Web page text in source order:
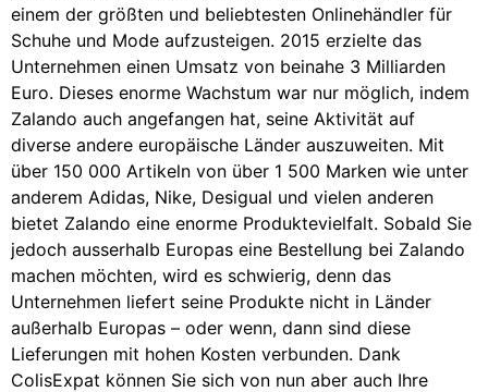
einem der größten und beliebtesten Onlinehändler für
Schuhe und Mode aufzusteigen. 2015 erzielte das
Unternehmen einen Umsatz von beinahe 3 Milliarden
Euro. Dieses enorme Wachstum war nur möglich, indem
Zalando auch angefangen hat, seine Aktivität auf
diverse andere europäische Länder auszuweiten. Mit
über 150 000 Artikeln von über 1 500 Marken wie unter
anderem Adidas, Nike, Desigual und vielen anderen
bietet Zalando eine enorme Produktevielfalt. Sobald Sie
jedoch ausserhalb Europas eine Bestellung bei Zalando
machen möchten, wird es schwierig, denn das
Unternehmen liefert seine Produkte nicht in Länder
außerhalb Europas – oder wenn, dann sind diese
Lieferungen mit hohen Kosten verbunden. Dank
ColisExpat können Sie sich von nun aber auch Ihre